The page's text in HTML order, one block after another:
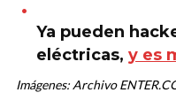
Ya pueden
eléctricas, y es
Imágenes: Archivo